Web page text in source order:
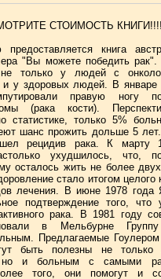
СТОИМОСТЬ
книга
"Вы можете победить рак".
только у людей с
и у здоровых людей. В январе
правую ногу
(рака кости).
статистике, только 5%
шанс прожить дольше 5
рецидив рака. К марту
ухудшилось, что,
осталось жить не более
стало итогом целого
лечения. В июне 1978 года
подтверждение того, что
рака. В 1981 году
в Мельбурне
Предлагаемые
быть полезны не
но и больным с самыми
того, они помогут и